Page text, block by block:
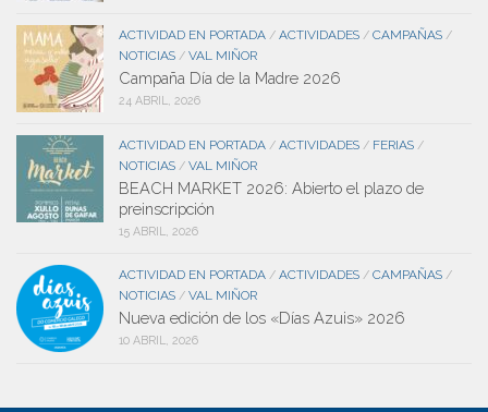
ACTIVIDAD EN PORTADA / ACTIVIDADES / CAMPAÑAS /
NOTICIAS / VAL MIÑOR
Campaña Día de la Madre 2026
24 ABRIL, 2026
ACTIVIDAD EN PORTADA / ACTIVIDADES / FERIAS /
NOTICIAS / VAL MIÑOR
BEACH MARKET 2026: Abierto el plazo de
preinscripción
15 ABRIL, 2026
ACTIVIDAD EN PORTADA / ACTIVIDADES / CAMPAÑAS /
NOTICIAS / VAL MIÑOR
Nueva edición de los «Días Azuis» 2026
10 ABRIL, 2026